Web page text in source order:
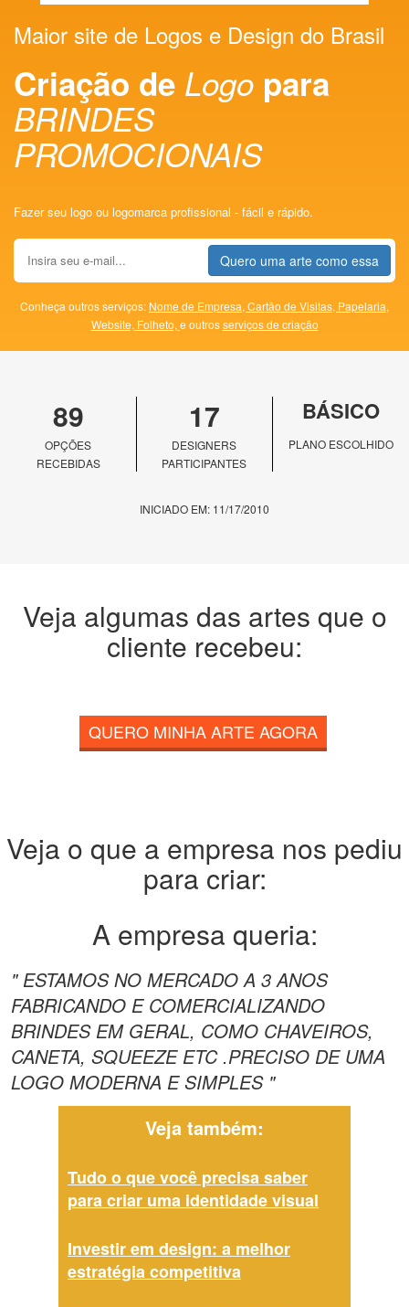
Maior site de Logos e Design do Brasil
Criação de Logo para
BRINDES
PROMOCIONAIS
Fazer seu logo ou logomarca profissional - fácil e rápido.
Quero uma arte como essa
Conheça outros serviços: Nome de Empresa, Cartão de Visitas, Papelaria,
Website, Folheto, e outrosserviços de criação
89
OPÇÕES
RECEBIDAS
17
DESIGNERS
PARTICIPANTES
BÁSICO
PLANO ESCOLHIDO
INICIADO EM: 11/17/2010
Veja algumas das artes que o
cliente recebeu:
QUERO MINHA ARTE AGORA
Veja o que a empresa nos pediu
para criar:
A empresa queria:
" ESTAMOS NO MERCADO A 3 ANOS
FABRICANDO E COMERCIALIZANDO
BRINDES EM GERAL, COMO CHAVEIROS,
CANETA, SQUEEZE ETC .PRECISO DE UMA
LOGO MODERNA E SIMPLES "
Veja também:
Tudo o que você precisa saber
para criar uma identidade visual
Investir em design: a melhor
estratégia competitiva